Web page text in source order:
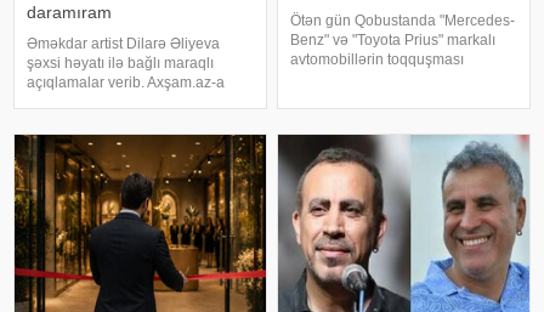
daramıram
Əməkdar artist Dilarə Əliyeva
şəxsi həyatı ilə bağlı maraqlı
açıqlamalar verib. Axşam.az-a
avtomobil idarə etmədiyini deyib.
O, sürücü ilə hərəkə
Ötən gün Qobustanda "Mercedes-
Benz" və "Toyota Prius" markalı
avtomobillərin toqquşması
Zakir Ağayev xanənd